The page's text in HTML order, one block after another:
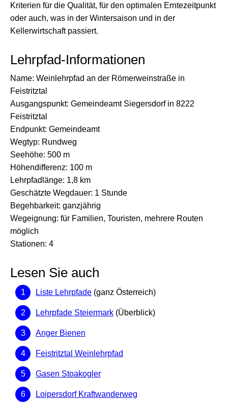
Kriterien für die Qualität, für den optimalen Erntezeitpunkt
oder auch, was in der Wintersaison und in der
Kellerwirtschaft passiert.
Lehrpfad-Informationen
Name: Weinlehrpfad an der Römerweinstraße in
Feistritztal
Ausgangspunkt: Gemeindeamt Siegersdorf in 8222
Feistritztal
Endpunkt: Gemeindeamt
Wegtyp: Rundweg
Seehöhe: 500 m
Höhendifferenz: 100 m
Lehrpfadlänge: 1,8 km
Geschätzte Wegdauer: 1 Stunde
Begehbarkeit: ganzjährig
Wegeignung: für Familien, Touristen, mehrere Routen
möglich
Stationen: 4
Lesen Sie auch
Liste Lehrpfade (ganz Österreich)
Lehrpfade Steiermark (Überblick)
Anger Bienen
Feistritztal Weinlehrpfad
Gasen Stoakogler
Loipersdorf Kraftwanderweg